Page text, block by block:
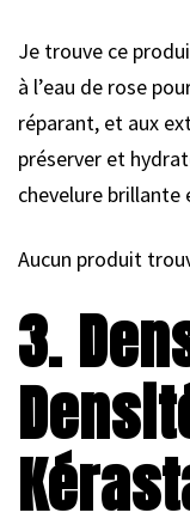
Je trouve ce
à l’eau de rose
réparant, et aux
préserver et
chevelure brillante
Aucun produit
3.